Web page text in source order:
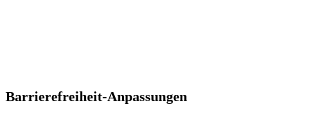
Barrierefreiheit-Anpassungen